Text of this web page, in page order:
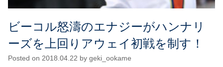
ビーコル怒濤のエナジーがハンナリ
ーズを上回りアウェイ初戦を制す！
Posted on 2018.04.22 by geki_ookame